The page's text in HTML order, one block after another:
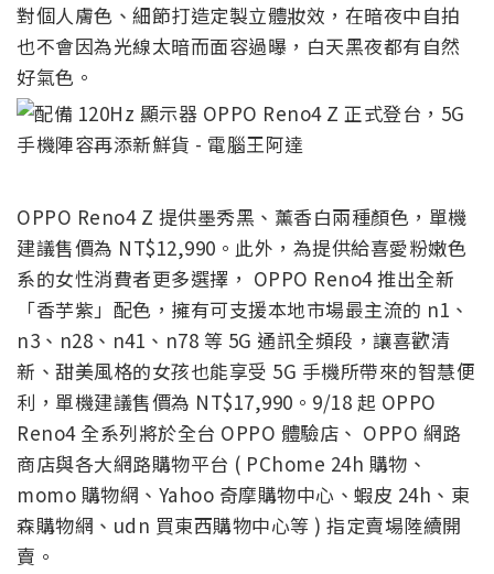
對個人膚色、細節打造定製立體妝效，在暗夜中自拍
也不會因為光線太暗而面容過曝，白天黑夜都有自然
好氣色。
OPPO Reno4 Z 提供墨秀黑、薰香白兩種顏色，單機
建議售價為 NT$12,990。此外，為提供給喜愛粉嫩色
系的女性消費者更多選擇， OPPO Reno4 推出全新
「香芋紫」配色，擁有可支援本地市場最主流的 n1、
n3、n28、n41、n78 等 5G 通訊全頻段，讓喜歡清
新、甜美風格的女孩也能享受 5G 手機所帶來的智慧便
利，單機建議售價為 NT$17,990。9/18 起 OPPO
Reno4 全系列將於全台 OPPO 體驗店、 OPPO 網路
商店與各大網路購物平台 ( PChome 24h 購物、
momo 購物網、Yahoo 奇摩購物中心、蝦皮 24h、東
森購物網、udn 買東西購物中心等 ) 指定賣場陸續開
賣。